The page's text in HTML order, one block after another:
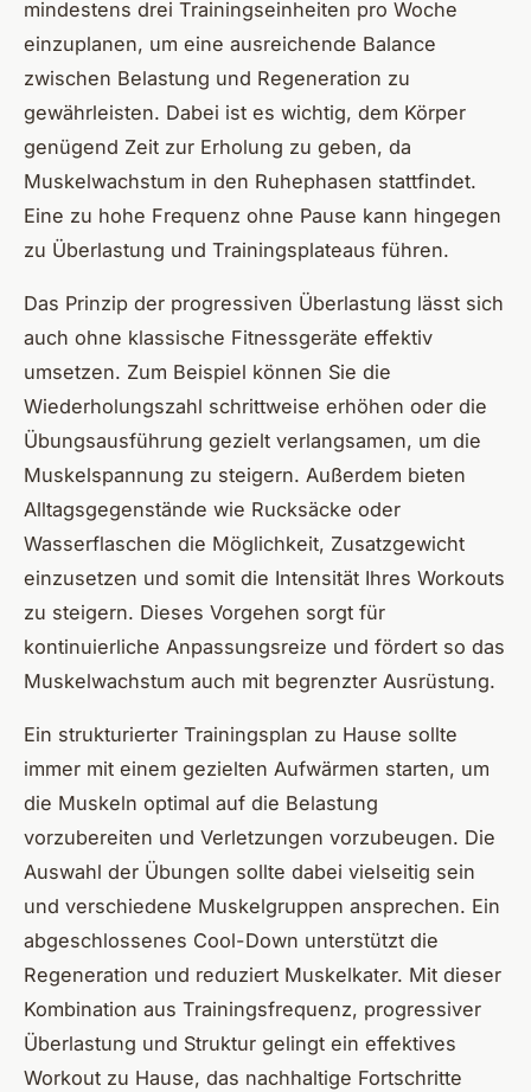
mindestens drei Trainingseinheiten pro Woche
einzuplanen, um eine ausreichende Balance
zwischen Belastung und Regeneration zu
gewährleisten. Dabei ist es wichtig, dem Körper
genügend Zeit zur Erholung zu geben, da
Muskelwachstum in den Ruhephasen stattfindet.
Eine zu hohe Frequenz ohne Pause kann hingegen
zu Überlastung und Trainingsplateaus führen.
Das Prinzip der progressiven Überlastung lässt sich
auch ohne klassische Fitnessgeräte effektiv
umsetzen. Zum Beispiel können Sie die
Wiederholungszahl schrittweise erhöhen oder die
Übungsausführung gezielt verlangsamen, um die
Muskelspannung zu steigern. Außerdem bieten
Alltagsgegenstände wie Rucksäcke oder
Wasserflaschen die Möglichkeit, Zusatzgewicht
einzusetzen und somit die Intensität Ihres Workouts
zu steigern. Dieses Vorgehen sorgt für
kontinuierliche Anpassungsreize und fördert so das
Muskelwachstum auch mit begrenzter Ausrüstung.
Ein strukturierter Trainingsplan zu Hause sollte
immer mit einem gezielten Aufwärmen starten, um
die Muskeln optimal auf die Belastung
vorzubereiten und Verletzungen vorzubeugen. Die
Auswahl der Übungen sollte dabei vielseitig sein
und verschiedene Muskelgruppen ansprechen. Ein
abgeschlossenes Cool-Down unterstützt die
Regeneration und reduziert Muskelkater. Mit dieser
Kombination aus Trainingsfrequenz, progressiver
Überlastung und Struktur gelingt ein effektives
Workout zu Hause, das nachhaltige Fortschritte